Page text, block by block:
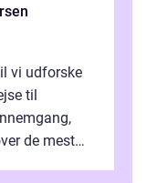
vi udforske
til
de mest